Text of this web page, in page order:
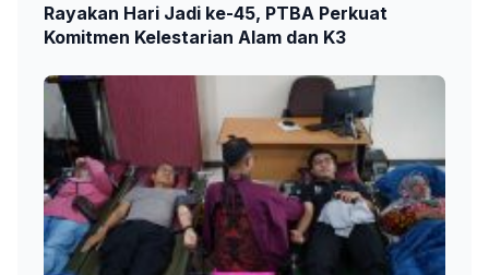
Rayakan Hari Jadi ke-45, PTBA Perkuat
Komitmen Kelestarian Alam dan K3